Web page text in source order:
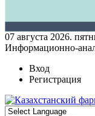
07 августа 2026.
Информационно-
Вход
Регистрация